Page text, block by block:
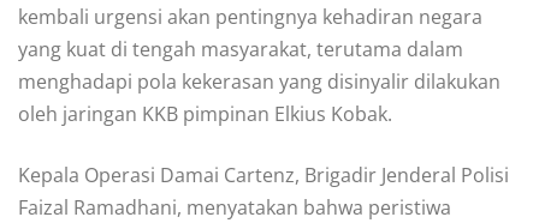
kembali urgensi akan pentingnya kehadiran negara
yang kuat di tengah masyarakat, terutama dalam
menghadapi pola kekerasan yang disinyalir dilakukan
oleh jaringan KKB pimpinan Elkius Kobak.
Kepala Operasi Damai Cartenz, Brigadir Jenderal Polisi
Faizal Ramadhani, menyatakan bahwa peristiwa